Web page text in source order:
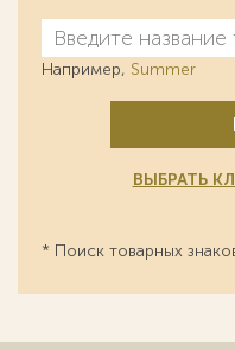
Например, Summer
ВЫБРАТЬ
* Поиск товарных